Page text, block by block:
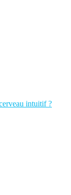
intuitif ?